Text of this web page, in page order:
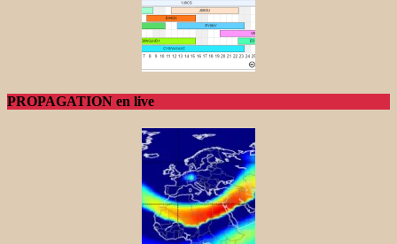
PROPAGATION en live